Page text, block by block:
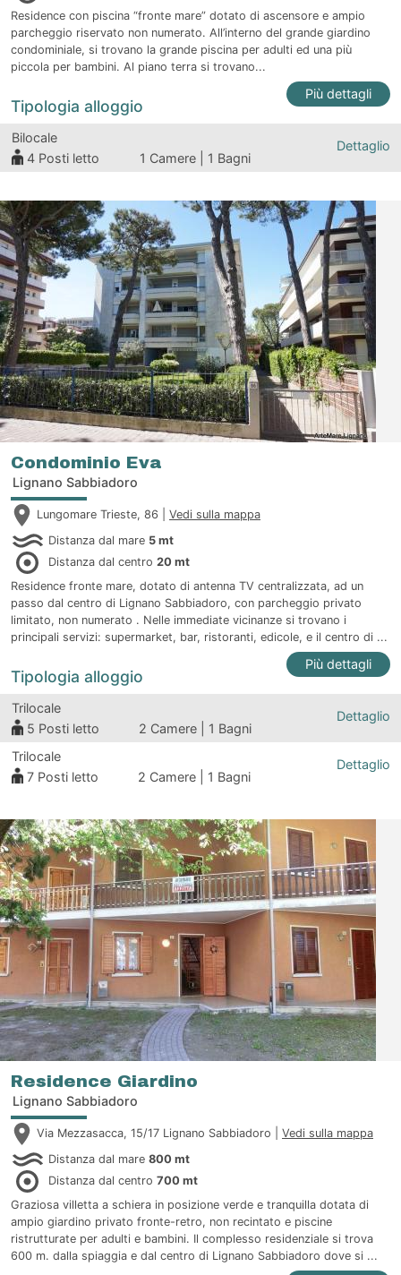
Residence con piscina “fronte mare” dotato di ascensore e ampio
parcheggio riservato non numerato. All’interno del grande giardino
condominiale, si trovano la grande piscina per adulti ed una più
piccola per bambini. Al piano terra si trovano...
Più dettagli
Tipologia alloggio
Bilocale
4 Posti letto 1 Camere | 1 Bagni
Dettaglio
Condominio Eva
Lignano Sabbiadoro
Lungomare Trieste, 86 | Vedi sulla mappa
Distanza dal mare 5 mt
Distanza dal centro 20 mt
Residence fronte mare, dotato di antenna TV centralizzata, ad un
passo dal centro di Lignano Sabbiadoro, con parcheggio privato
limitato, non numerato . Nelle immediate vicinanze si trovano i
principali servizi: supermarket, bar, ristoranti, edicole, e il centro di ...
Più dettagli
Tipologia alloggio
Trilocale
5 Posti letto 2 Camere | 1 Bagni
Dettaglio
Trilocale
7 Posti letto 2 Camere | 1 Bagni
Dettaglio
Residence Giardino
Lignano Sabbiadoro
Via Mezzasacca, 15/17 Lignano Sabbiadoro | Vedi sulla mappa
Distanza dal mare 800 mt
Distanza dal centro 700 mt
Graziosa villetta a schiera in posizione verde e tranquilla dotata di
ampio giardino privato fronte-retro, non recintato e piscine
ristrutturate per adulti e bambini. Il complesso residenziale si trova
600 m. dalla spiaggia e dal centro di Lignano Sabbiadoro dove si ...